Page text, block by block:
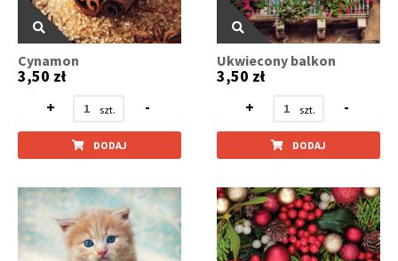
Cynamon
3,50 zł
+
-
DODAJ
Ukwiecony balkon
3,50 zł
+
-
DODAJ